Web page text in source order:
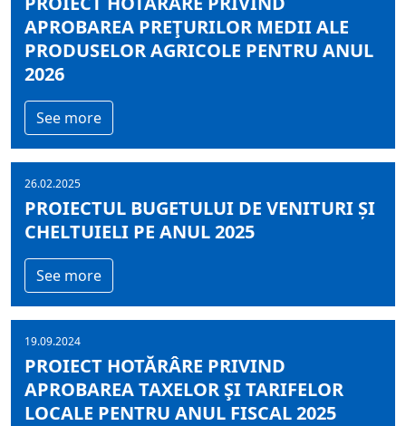
APROBAREA PREŢURILOR MEDII ALE
PRODUSELOR AGRICOLE PENTRU ANUL
2026
See more
26.02.2025
PROIECTUL BUGETULUI DE VENITURI ȘI
CHELTUIELI PE ANUL 2025
See more
19.09.2024
PROIECT HOTĂRÂRE PRIVIND
APROBAREA TAXELOR ŞI TARIFELOR
LOCALE PENTRU ANUL FISCAL 2025